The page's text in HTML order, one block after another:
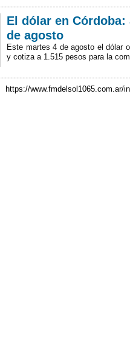
El dólar en
de agosto
Este martes 4 de agosto el dólar
y cotiza a 1.515 pesos para la
https://www.fmdelsol1065.com.ar/